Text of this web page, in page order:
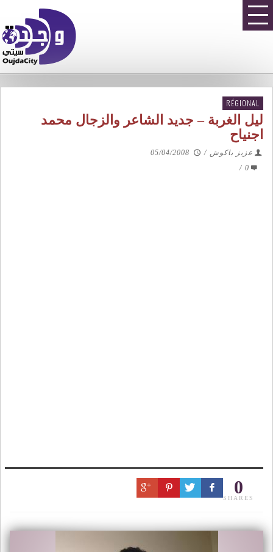
RÉGIONAL
ليل الغربة – جديد الشاعر والزجال محمد
اجنياح
عزيز باكوش /
05/04/2008
0
/
0
SHARES